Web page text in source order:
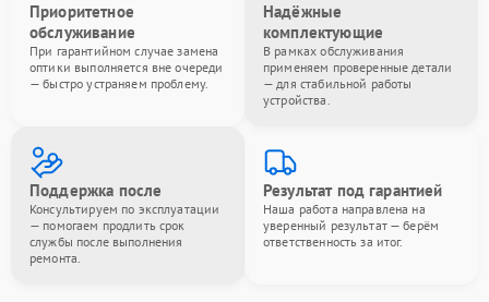
Приоритетное
обслуживание
При гарантийном случае замена
оптики выполняется вне очереди
— быстро устраняем проблему.
Надёжные
комплектующие
В рамках обслуживания
применяем проверенные детали
— для стабильной работы
устройства.
Поддержка после
Консультируем по эксплуатации
— помогаем продлить срок
службы после выполнения
ремонта.
Результат под гарантией
Наша работа направлена на
уверенный результат — берём
ответственность за итог.